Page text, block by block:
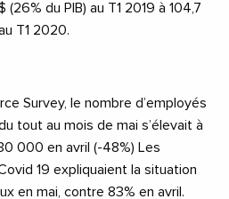
du PIB) au T1 2019 à 104,7
T1 2020.
Survey, le nombre d’employés
tout au mois de mai s’élevait à
000 en avril (-48%) Les
ovid 19 expliquaient la situation
en mai, contre 83% en avril.